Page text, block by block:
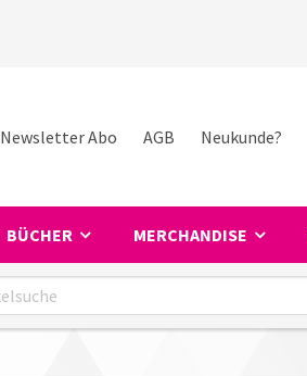
Newsletter Abo AGB Neukunde?
BÜCHER MERCHANDISE